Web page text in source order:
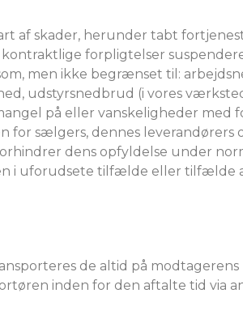
af skader, herunder tabt
forpligtelser
men ikke begrænset til:
udstyrsnedbrud (i vores
på eller vanskeligheder med
sælgers, dennes leverandørers
dens opfyldelse under
i uforudsete tilfælde eller tilfælde
de altid på
inden for den aftalte tid via